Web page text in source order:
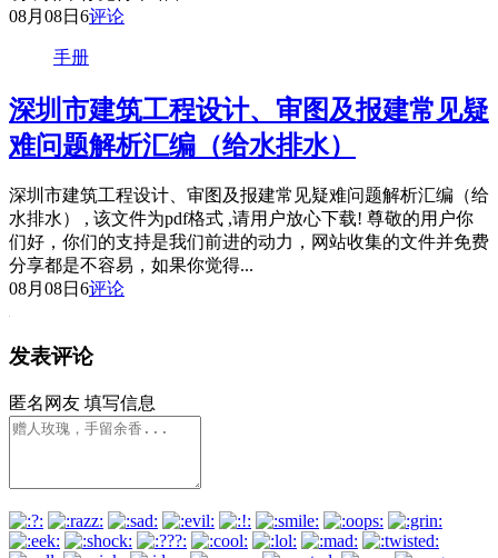
08月08日 6评论
手册
深圳市建筑工程设计、审图及报建常见疑
难问题解析汇编（给水排水）
深圳市建筑工程设计、审图及报建常见疑难问题解析汇编（给
水排水） , 该文件为pdf格式 ,请用户放心下载! 尊敬的用户你
们好，你们的支持是我们前进的动力，网站收集的文件并免费
分享都是不容易，如果你觉得...
08月08日 6评论
发表评论
匿名网友 填写信息